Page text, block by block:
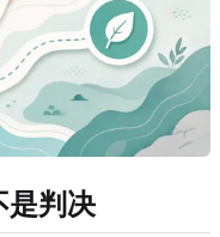
是判决